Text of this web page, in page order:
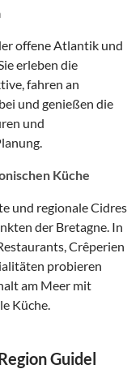
offene Atlantik und
erleben die
fahren an
und genießen die
und
Küche
und regionale Cidres
der Bretagne. In
Crêperien
probieren
am Meer mit
Küche.
Guidel